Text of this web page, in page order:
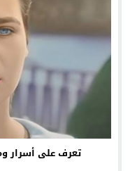
تعرف على أسرار